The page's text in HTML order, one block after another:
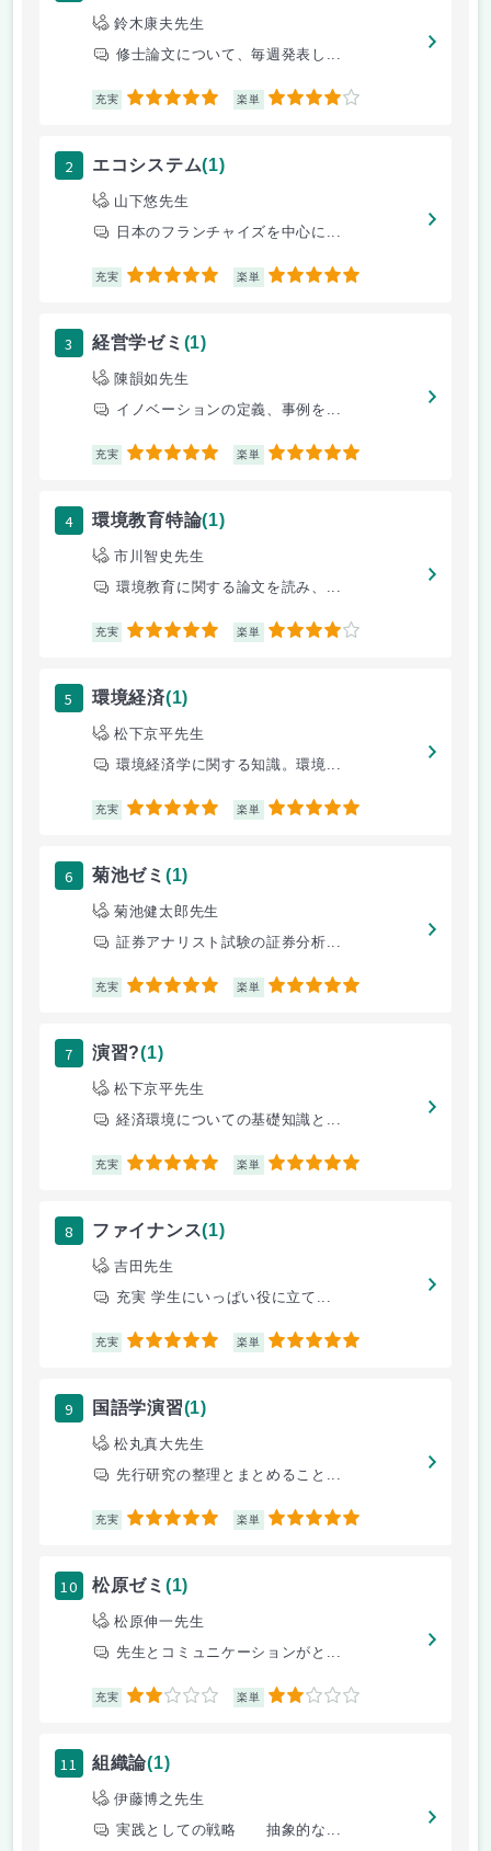
鈴木康夫先生
修士論文について、毎週発表し...
充実 5 楽単 4
2 エコシステム(1)
山下悠先生
日本のフランチャイズを中心に...
充実 5 楽単 5
3 経営学ゼミ (1)
陳韻如先生
イノベーションの定義、事例を...
充実 5 楽単 5
4 環境教育特論(1)
市川智史先生
環境教育に関する論文を読み、...
充実 5 楽単 4
5 環境経済(1)
松下京平先生
環境経済学に関する知識。環境...
充実 5 楽単 5
6 菊池ゼミ (1)
菊池健太郎先生
証券アナリスト試験の証券分析...
充実 5 楽単 5
7 演習?(1)
松下京平先生
経済環境についての基礎知識と...
充実 5 楽単 5
8 ファイナンス(1)
吉田先生
充実 学生にいっぱい役に立て...
充実 5 楽単 5
9 国語学演習(1)
松丸真大先生
先行研究の整理とまとめること...
充実 5 楽単 5
10 松原ゼミ (1)
松原伸一先生
先生とコミュニケーションがと...
充実 2 楽単 2
11 組織論(1)
伊藤博之先生
実践としての戦略 抽象的な...